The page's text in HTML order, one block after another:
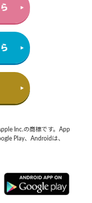
Inc.の商標です。App
Play、Androidは、